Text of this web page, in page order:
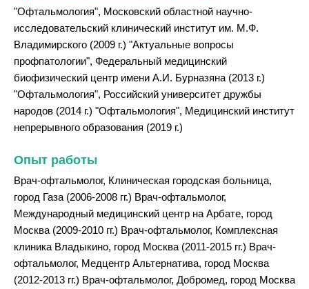
"Офтальмология", Московский областной научно-
исследовательский клинический институт им. М.Ф.
Владимирского (2009 г.) "Актуальные вопросы
профпатологии", Федеральный медицинский
биофизический центр имени А.И. Бурназяна (2013 г.)
"Офтальмология", Российский университет дружбы
народов (2014 г.) "Офтальмология", Медицинский институт
непрерывного образования (2019 г.)
Опыт работы
Врач-офтальмолог, Клиническая городская больница,
город Газа (2006-2008 гг.) Врач-офтальмолог,
Международный медицинский центр на Арбате, город
Москва (2009-2010 гг.) Врач-офтальмолог, Комплексная
клиника Владыкино, город Москва (2011-2015 гг.) Врач-
офтальмолог, Медцентр Альтернатива, город Москва
(2012-2013 гг.) Врач-офтальмолог, Добромед, город Москва